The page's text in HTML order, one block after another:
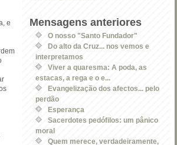
e
Mensagens anteriores
O nosso "Santo Fundador"
Do alto da Cruz... nos vemos e
interpretamos
Viver a quaresma: A poda, as
estacas, a rega e o e...
Evangelização dos afectos... pelo
perdão
Esperança
Sacerdotes pedófilos: um pânico
moral
Quem merece, verdadeiramente,